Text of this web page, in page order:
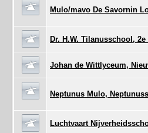
Mulo/mavo De Savornin
Dr. H.W. Tilanusschool,
Johan de Wittlyceum,
Neptunus Mulo,
Luchtvaart